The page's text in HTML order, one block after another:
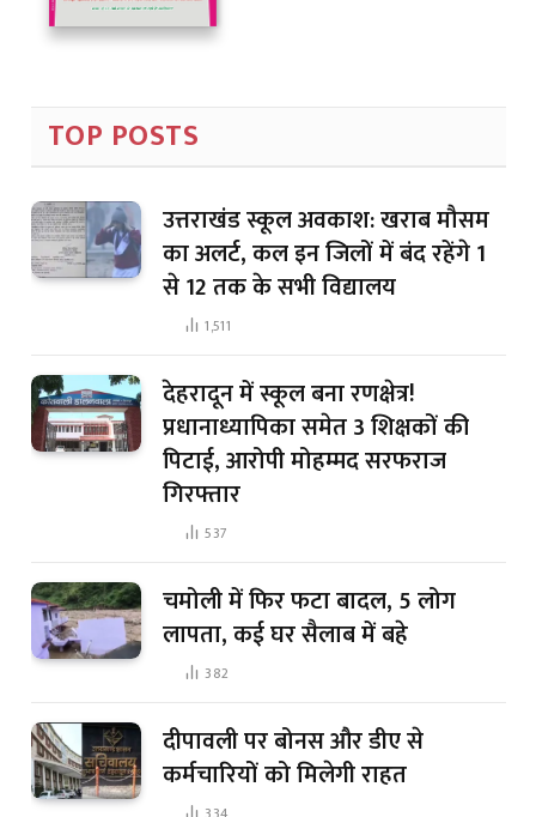
TOP POSTS
उत्तराखंड स्कूल अवकाश: खराब मौसम
का अलर्ट, कल इन जिलों में बंद रहेंगे 1
से 12 तक के सभी विद्यालय
1,511
देहरादून में स्कूल बना रणक्षेत्र!
प्रधानाध्यापिका समेत 3 शिक्षकों की
पिटाई, आरोपी मोहम्मद सरफराज
गिरफ्तार
537
चमोली में फिर फटा बादल, 5 लोग
लापता, कई घर सैलाब में बहे
382
दीपावली पर बोनस और डीए से
कर्मचारियों को मिलेगी राहत